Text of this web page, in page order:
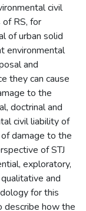
civil
RS, for
of urban solid
environmental
and
they can cause
to the
doctrinal and
civil liability of
damage to the
of STJ
exploratory,
and
for this
describe how the